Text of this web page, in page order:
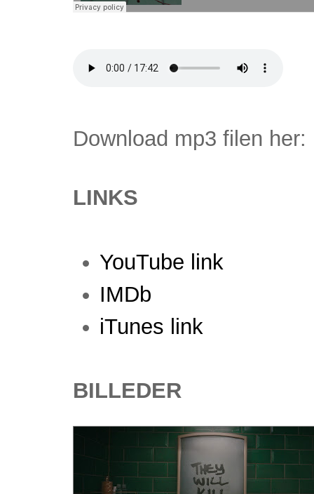
Download mp3 filen her:
LINKS
YouTube link
IMDb
iTunes link
BILLEDER